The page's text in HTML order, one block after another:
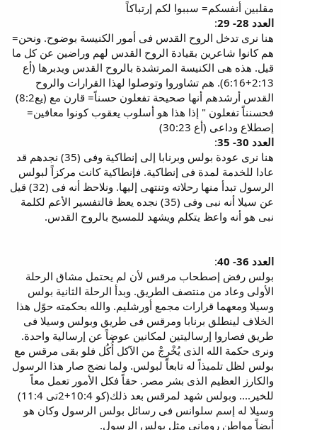
مقلبين أنفسكم= سببوا لكم إرتباكاً
العدد 28- 29
:
هنا نرى تدخل الروح القدس فى أمور الكنيسة بوضوح. ونحن=
هم كانوا شاعرين بقيادة الروح القدس لهم وراضين عن كل ما
قيل. هذه هى الكنيسة المرتشدة بالروح القدس ويدبرها (أع
2:13+6:16). هم تشاوروا وتوصلوا لهذا القرارات والروح
القدس أرشدهم أنها صحيحة تفعلون حسناً= قارن مع (يع8:2)
فحسنناً تفعلون " إذا هذا هو أسلوب يعقوب كونوا معافين=
إصطلاع وداعى (أع 30:23)
العدد 30- 35
:
هنا نرى عودة بولس وبرنابا إلى إنطاكية وفى (35) نجدهم قد
عادا للخدمة لمدة فى إنطاكية. فإنطاكية كانت مركزاً لبولس
الرسول تبدأ منها رحلاته وتنتهى إليها. ونلاحظ أنه فى (32) قيل
عن سيلا أنه نبى وفى (35) نجده يعظ فالتفسير الأعم لكلمة
نبى هو أنه واعظ يتكلم ويشهد للمسيح بالروح القدس.
العدد 36- 40
:
بولس رفض إصطحاب مرقس لأن لم يحتمل مشاق الرحلة
الأولى وعاد من منتصف الطريق. وبدأ الرحلة الثانية بولس
وسيلا ومعهما قرارات مجمع أورشليم. والله بحكمته حوًل هذا
الخلاف لينطلق برنابا ومرقس فى طريق وبولس وسيلا فى
طريق فصاروا إرساليتين لمكانين عوضاً عن إرسالية واحدة.
ونرى حكمة الله الذى يُخْرِجْ من الآكل أُكُل فلو بقى مرقس مع
بولس لظل تلميذاً له تابعاً لبولس. ولما نضج صار هذا الرسول
والكارز العظيم الذى بشر مصر. حقاً فكل الأمور تعمل معاً
للخير.... وبولس شهد لمرقس بعد ذلك(كو 10:4+2تى 11:4)
وسيلا له إسم سلوانس فى رسائل بولس الرسول وكان هو
أيضاً مواطن رومانى مثل بولس الرسول.